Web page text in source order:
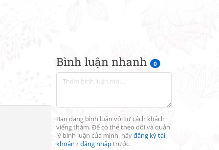
Bình luận nhanh 0
Bạn đang bình luận với tư cách khách
viếng thăm. Để có thể theo dõi và quản
lý bình luận của mình, hãyđăng ký tài
khoản /đăng nhậptrước.